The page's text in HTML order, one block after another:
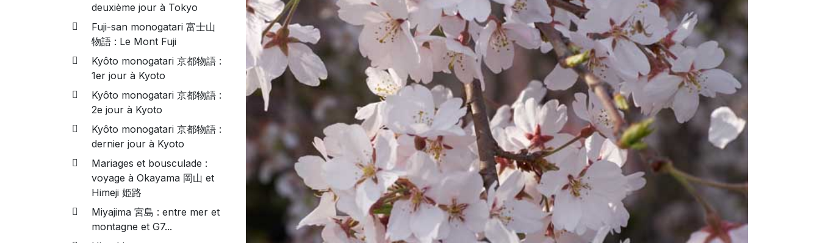
deuxième jour à Tokyo
Fuji-san monogatari 富士山
物語 : Le Mont Fuji
Kyôto monogatari 京都物語 :
1er jour à Kyoto
Kyôto monogatari 京都物語 :
2e jour à Kyoto
Kyôto monogatari 京都物語 :
dernier jour à Kyoto
Mariages et bousculade :
voyage à Okayama 岡山 et
Himeji 姫路
Miyajima 宮島 : entre mer et
montagne et G7...